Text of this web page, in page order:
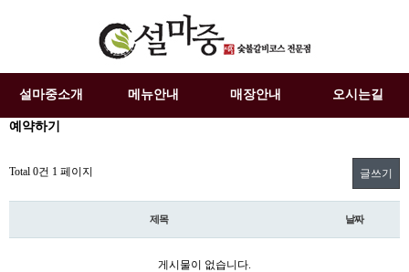
설마중소개 메뉴안내 매장안내 오시는길
예약하기
Total 0건 1 페이지 글쓰기
제목 날짜
게시물이 없습니다.